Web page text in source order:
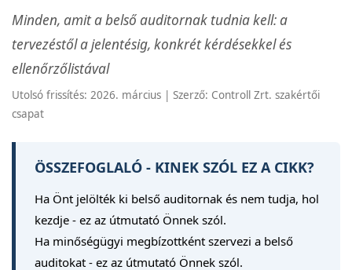
Minden, amit a belső auditornak tudnia kell: a
tervezéstől a jelentésig, konkrét kérdésekkel és
ellenőrzőlistával
Utolsó frissítés: 2026. március | Szerző: Controll Zrt. szakértői
csapat
ÖSSZEFOGLALÓ - KINEK SZÓL EZ A CIKK?
Ha Önt jelölték ki belső auditornak és nem tudja, hol
kezdje - ez az útmutató Önnek szól.
Ha minőségügyi megbízottként szervezi a belső
auditokat - ez az útmutató Önnek szól.